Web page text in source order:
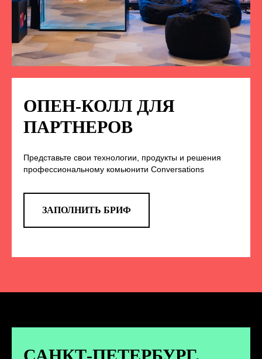
ОПЕН-КОЛЛ ДЛЯ
ПАРТНЕРОВ
Представьте свои технологии, продукты и решения
профессиональному комьюнити Conversations
ЗАПОЛНИТЬ БРИФ
НА НАС В СОЦСЕТЯХ
TELEGRAM
анонс новых спикеров и другие
новости конференции